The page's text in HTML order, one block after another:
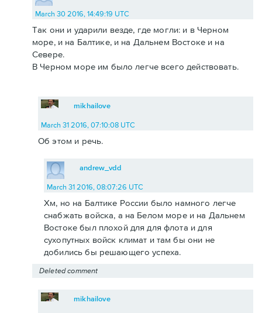
March 30 2016, 14:49:19 UTC
Так они и ударили везде, где могли: и в Черном
море, и на Балтике, и на Дальнем Востоке и на
Севере.
В Черном море им было легче всего действовать.
mikhailove
March 31 2016, 07:10:08 UTC
Об этом и речь.
andrew_vdd
March 31 2016, 08:07:26 UTC
Хм, но на Балтике России было намного легче
снабжать войска, а на Белом море и на Дальнем
Востоке был плохой для для флота и для
сухопутных войск климат и там бы они не
добились бы решающего успеха.
Deleted comment
mikhailove